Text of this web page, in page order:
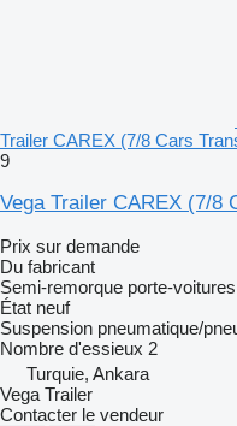
Trailer CAREX (7/8 Cars
9
Vega Trailer CAREX (7/8
Prix sur demande
Du fabricant
Semi-remorque porte-voitures
État neuf
Suspension pneumatique/
Nombre d'essieux 2
Turquie, Ankara
Vega Trailer
Contacter le vendeur